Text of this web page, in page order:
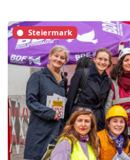
Steiermark